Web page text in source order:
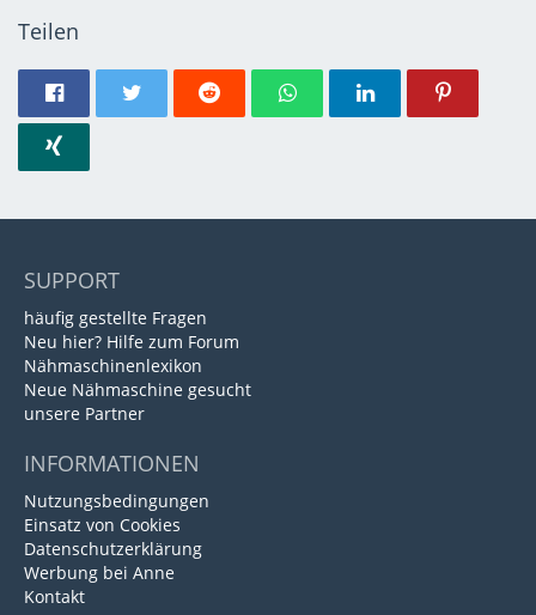
Teilen
SUPPORT
häufig gestellte Fragen
Neu hier? Hilfe zum Forum
Nähmaschinenlexikon
Neue Nähmaschine gesucht
unsere Partner
INFORMATIONEN
Nutzungsbedingungen
Einsatz von Cookies
Datenschutzerklärung
Werbung bei Anne
Kontakt